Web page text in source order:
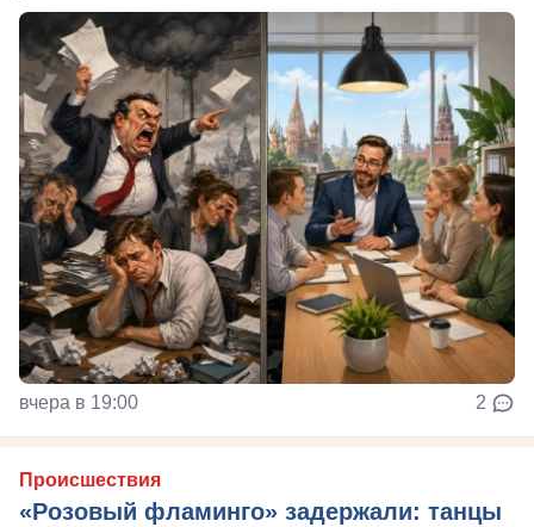
вчера в 19:00 2
Происшествия
«Розовый фламинго» задержали: танцы